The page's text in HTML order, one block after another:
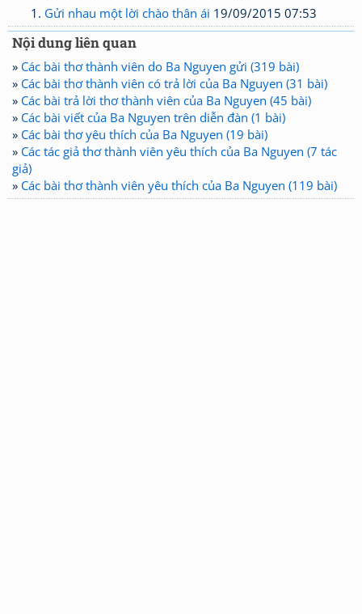
Gửi nhau một lời chào thân ái 19/09/2015 07:53
Nội dung liên quan
» Các bài thơ thành viên do Ba Nguyen gửi (319 bài)
» Các bài thơ thành viên có trả lời của Ba Nguyen (31 bài)
» Các bài trả lời thơ thành viên của Ba Nguyen (45 bài)
» Các bài viết của Ba Nguyen trên diễn đàn (1 bài)
» Các bài thơ yêu thích của Ba Nguyen (19 bài)
» Các tác giả thơ thành viên yêu thích của Ba Nguyen (7 tác
giả)
» Các bài thơ thành viên yêu thích của Ba Nguyen (119 bài)